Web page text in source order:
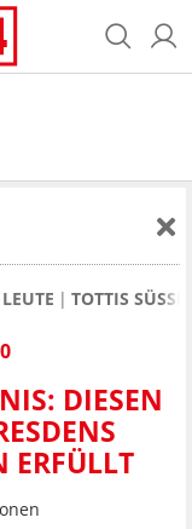
TOTTIS
DIESEN T
W